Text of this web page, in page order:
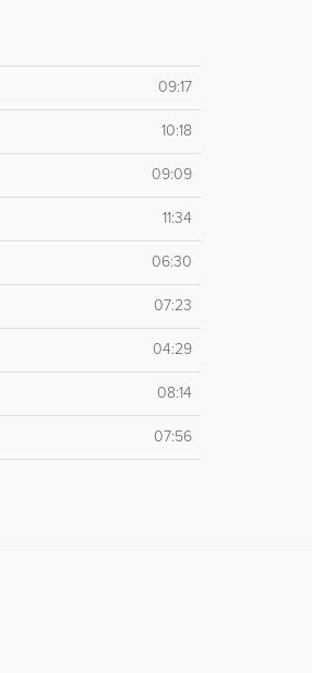
09:17
10:18
09:09
11:34
06:30
07:23
04:29
08:14
07:56